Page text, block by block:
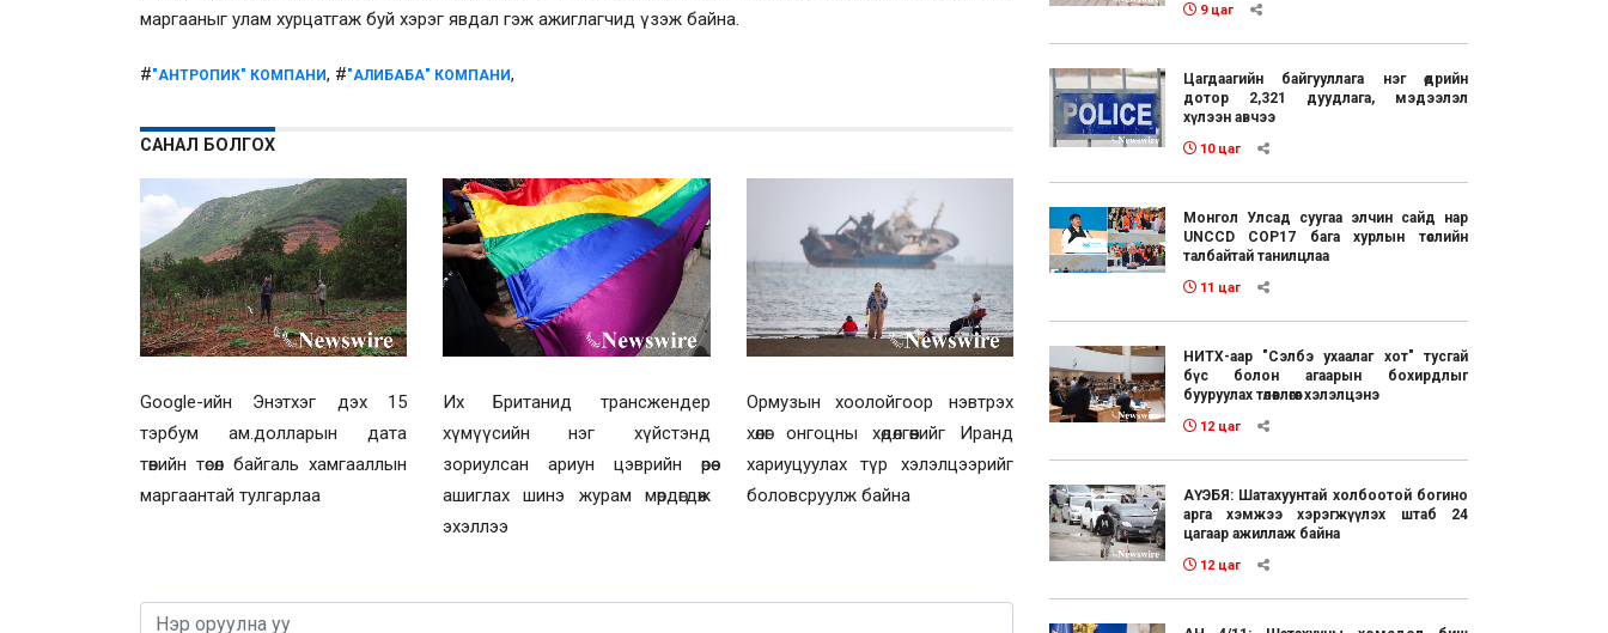
маргааныг улам хурцатгаж буй хэрэг явдал гэж ажиглагчид үзэж байна.
#"АНТРОПИК" КОМПАНИ, #"АЛИБАБА" КОМПАНИ,
САНАЛ БОЛГОХ
Google-ийн Энэтхэг дэх 15
тэрбум ам.долларын дата
төвийн төсөл байгаль хамгааллын
маргаантай тулгарлаа
Их Британид трансжендер
хүмүүсийн нэг хүйстэнд
зориулсан ариун цэврийн өрөө
ашиглах шинэ журам мөрдөгдөж
эхэллээ
Ормузын хоолойгоор нэвтрэх
хөлөг онгоцны хөдөлгөөнийг Иранд
хариуцуулах түр хэлэлцээрийг
боловсруулж байна
9 цаг
Цагдаагийн байгууллага нэг өдрийн
дотор 2,321 дуудлага, мэдээлэл
хүлээн авчээ
10 цаг
Монгол Улсад суугаа элчин сайд нар
UNCCD COP17 бага хурлын төслийн
талбайтай танилцлаа
11 цаг
НИТХ-аар "Сэлбэ ухаалаг хот" тусгай
бүс болон агаарын бохирдлыг
бууруулах төлөвлөгөөг хэлэлцэнэ
12 цаг
АҮЭБЯ: Шатахуунтай холбоотой богино
арга хэмжээ хэрэгжүүлэх штаб 24
цагаар ажиллаж байна
12 цаг